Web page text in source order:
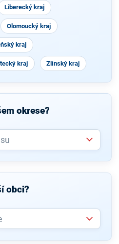
Liberecký kraj
Olomoucký kraj
kraj
kraj Zlínský kraj
okrese?
obci?